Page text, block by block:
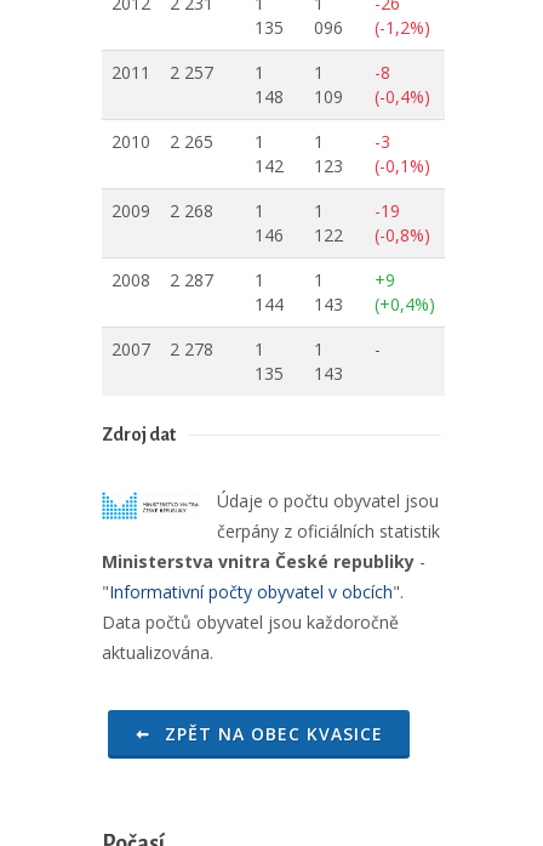
135
096
(-1,2%)
2011
2 257
1
148
1
109
-8
(-0,4%)
2010
2 265
1
142
1
123
-3
(-0,1%)
2009
2 268
1
146
1
122
-19
(-0,8%)
2008
2 287
1
144
1
143
+9
(+0,4%)
2007
2 278
1
135
1
143
-
Zdroj dat
Údaje o počtu obyvatel jsou
čerpány z oficiálních statistik
Ministerstva vnitra České republiky -
"Informativní počty obyvatel v obcích".
Data počtů obyvatel jsou každoročně
aktualizována.
ZPĚT NA OBEC KVASICE